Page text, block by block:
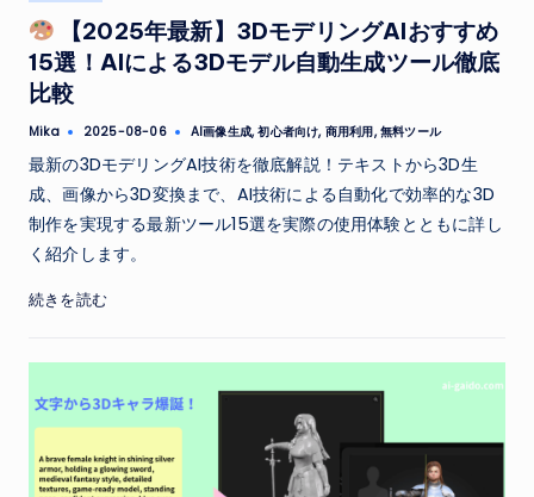
in
【2025年最新】3DモデリングAIおすすめ
15選！AIによる3Dモデル自動生成ツール徹底
比較
Posted
Mika 2025-08-06
Tags: AI画像生成,初心者向け, 商用利用,無料ツール
最新の3DモデリングAI技術を徹底解説！テキストから3D生
成、画像から3D変換まで、AI技術による自動化で効率的な3D
制作を実現する最新ツール15選を実際の使用体験とともに詳し
く紹介します。
続きを読む